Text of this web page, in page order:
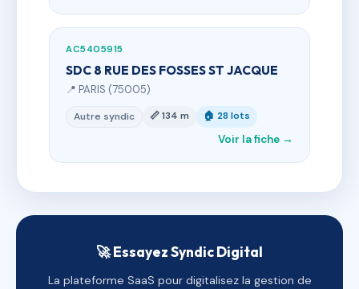
AC5405915
SDC 8 RUE DES FOSSES ST JACQUE
📍 PARIS (75005)
Autre syndic 📏 134 m 🏠 28 lots
Voir la fiche →
🚀 Essayez Syndic Digital
La plateforme SaaS pour digitalisez la gestion de